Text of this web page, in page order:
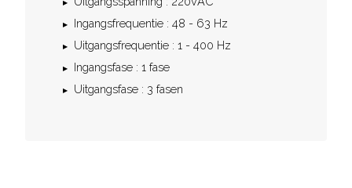
Ingangsfrequentie : 48 - 63 Hz
Uitgangsfrequentie : 1 - 400 Hz
Ingangsfase : 1 fase
Uitgangsfase : 3 fasen